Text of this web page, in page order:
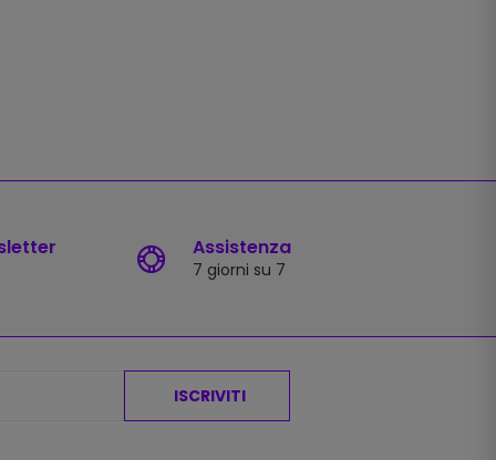
Assistenza
7 giorni su 7
ISCRIVITI